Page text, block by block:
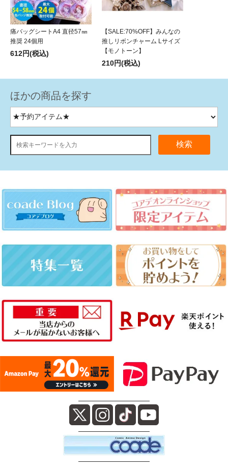
痛バッグシートA4 直径57㎜
推奨 24個用
612円(税込)
【SALE:70%OFF】みんなの
推しリボンチャーム Lサイズ
【モノトーン】
210円(税込)
ほかの商品を探す
検索
――――――――――
――――――――――
――――――――――